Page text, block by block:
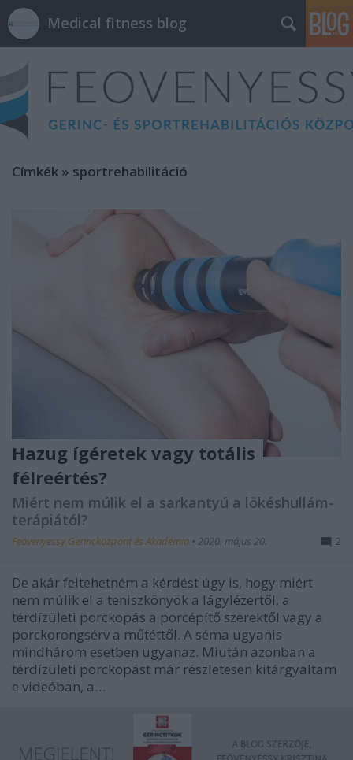
Medical fitness blog
Címkék » sportrehabilitáció
Hazug ígéretek vagy totális
félreértés?
Miért nem múlik el a sarkantyú a lökéshullám-
terápiától?
Feövenyessy Gerincközpont és Akadémia • 2020. május 20. 2
De akár feltehetném a kérdést úgy is, hogy miért
nem múlik el a teniszkönyök a lágylézertől, a
térdízületi porckopás a porcépítő szerektől vagy a
porckorongsérv a műtéttől. A séma ugyanis
mindhárom esetben ugyanaz. Miután azonban a
térdízületi porckopást már részletesen kitárgyaltam
e videóban, a…